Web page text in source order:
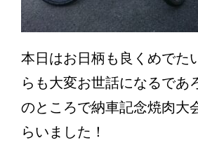
本日はお日柄も良くめでた
らも大変お世話になるであ
のところで納車記念焼肉大
らいました！